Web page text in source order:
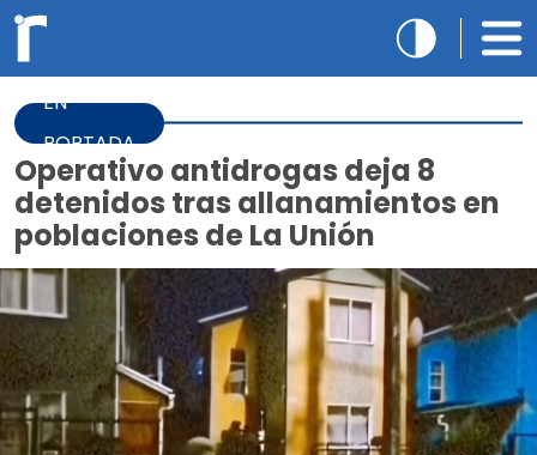
EN
PORTADA
Operativo antidrogas deja 8
detenidos tras allanamientos en
poblaciones de La Unión